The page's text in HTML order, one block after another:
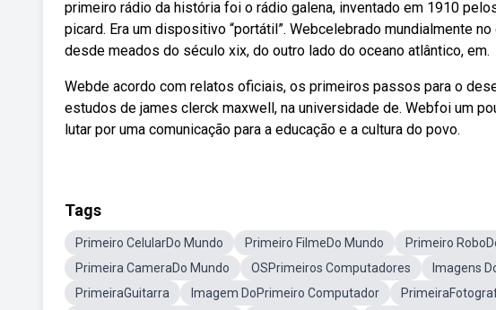
primeiro rádio da história foi o rádio galena, inventado em 1910
picard. Era um dispositivo “portátil”. Webcelebrado mundialmente
desde meados do século xix, do outro lado do oceano atlântico, em.
Webde acordo com relatos oficiais, os primeiros passos para o
estudos de james clerck maxwell, na universidade de. Webfoi um
lutar por uma comunicação para a educação e a cultura do povo.
Tags
Primeiro CelularDo Mundo Primeiro FilmeDo Mundo Primeiro
Primeira CameraDo Mundo
OSPrimeiros Computadores Imagens
PrimeiraGuitarra
Imagem DoPrimeiro Computador